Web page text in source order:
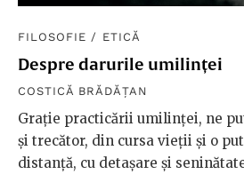
FILOSOFIE / ETICĂ
Despre darurile umilinței
COSTICĂ BRĂDĂȚAN
Grație practicării umilinței, ne
și trecător, din cursa vieții și o
distanță, cu detașare și